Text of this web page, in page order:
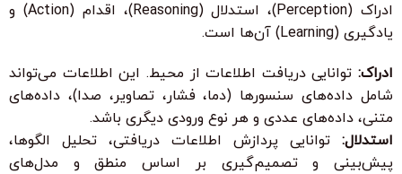
ادراک(Perception)، استدلال(Reasoning)، اقدام (Action) و
یادگیری (Learning) آن‌ها است.
ادراک: توانایی دریافت اطلاعات از محیط. این اطلاعات می‌تواند
شامل داده‌های سنسورها (دما، فشار، تصاویر، صدا)، داده‌های
متنی، داده‌های عددی و هر نوع ورودی دیگری باشد.
استدلال: توانایی پردازش اطلاعات دریافتی، تحلیل الگوها،
پیش‌بینی و تصمیم‌گیری بر اساس منطق و مدل‌های